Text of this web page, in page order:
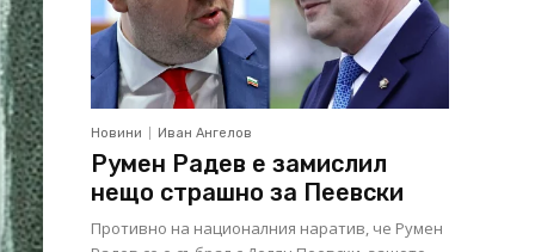
Новини Иван Ангелов
Румен Радев е замислил
нещо страшно за Пеевски
Противно на националния наратив, че Румен